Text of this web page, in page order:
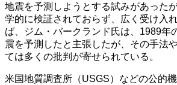
地震を予測しようとする試みがあった
学的に検証されておらず、広く受け入
ば、ジム・バークランド氏は、1989年
震を予測したと主張したが、その手法
ては多くの批判が寄せられている。​
米国地質調査所（USGS）などの公的